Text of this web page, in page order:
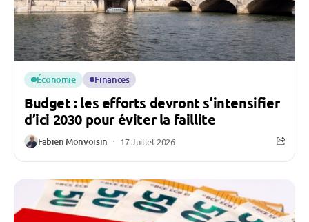
Économie Finances
Budget : les efforts devront s’intensifier
d’ici 2030 pour éviter la faillite
Fabien Monvoisin 17 Juillet 2026